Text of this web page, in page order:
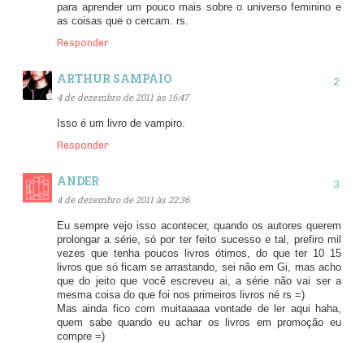
para aprender um pouco mais sobre o universo feminino e
as coisas que o cercam. rs.
Responder
ARTHUR SAMPAIO
4 de dezembro de 2011 às 16:47
Isso é um livro de vampiro.
Responder
ANDER
4 de dezembro de 2011 às 22:36
Eu sempre vejo isso acontecer, quando os autores querem
prolongar a série, só por ter feito sucesso e tal, prefiro mil
vezes que tenha poucos livros ótimos, do que ter 10 15
livros que só ficam se arrastando, sei não em Gi, mas acho
que do jeito que você escreveu ai, a série não vai ser a
mesma coisa do que foi nos primeiros livros né rs =)
Mas ainda fico com muitaaaaa vontade de ler aqui haha,
quem sabe quando eu achar os livros em promoção eu
compre =)